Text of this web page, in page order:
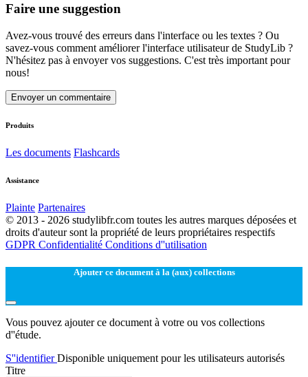
Faire une suggestion
Avez-vous trouvé des erreurs dans l'interface ou les textes ? Ou
savez-vous comment améliorer l'interface utilisateur de StudyLib ?
N'hésitez pas à envoyer vos suggestions. C'est très important pour
nous!
Envoyer un commentaire
Produits
Les documents Flashcards
Assistance
Plainte Partenaires
© 2013 - 2026 studylibfr.com toutes les autres marques déposées et
droits d'auteur sont la propriété de leurs propriétaires respectifs
GDPR Confidentialité Conditions d''utilisation
Ajouter ce document à la (aux) collections
Vous pouvez ajouter ce document à votre ou vos collections
d''étude.
S''identifierDisponible uniquement pour les utilisateurs autorisés
Titre